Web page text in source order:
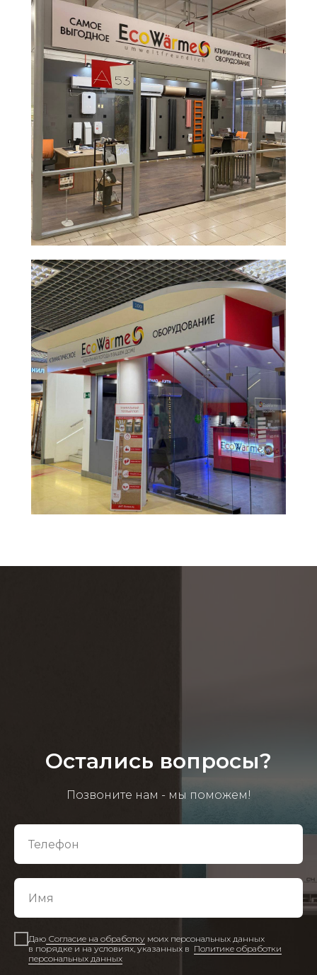
Остались вопросы?
Позвоните нам - мы поможем!
Даю Согласие на обработку моих персональных данных
в порядке и на условиях, указанных в Политике обработки
персональных данных